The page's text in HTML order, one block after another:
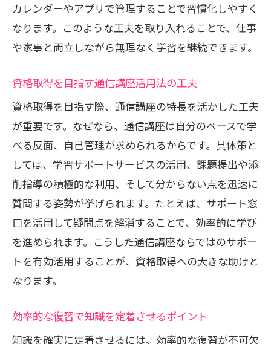
カレンダーやアプリで管理することで習慣化しやすく
なります。このような工夫を取り入れることで、仕事
や家事と両立しながら無理なく学習を継続できます。
資格取得を目指す通信講座活用法の工夫
資格取得を目指す際、通信講座の特長を活かした工夫
が重要です。なぜなら、通信講座は自分のペースで学
べる反面、自己管理が求められるからです。具体策と
しては、学習サポートサービスの活用、課題提出や添
削指導の積極的な利用、そして分からない点を迅速に
質問する姿勢が挙げられます。たとえば、サポート窓
口を活用して疑問点を解消することで、効率的に学び
を進められます。こうした通信講座ならではのサポー
トを有効活用することが、資格取得への大きな助けと
なります。
効率的な復習で知識を定着させるポイント
知識を確実に定着させるには、効率的な復習が不可欠